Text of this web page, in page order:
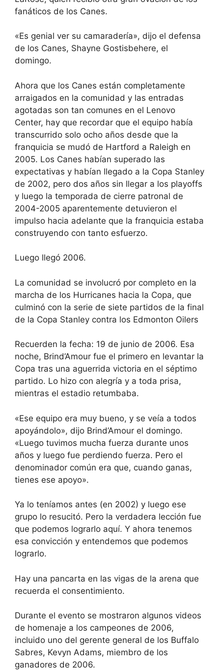
fanáticos de los Canes.
«Es genial ver su camaradería», dijo el defensa
de los Canes, Shayne Gostisbehere, el
domingo.
Ahora que los Canes están completamente
arraigados en la comunidad y las entradas
agotadas son tan comunes en el Lenovo
Center, hay que recordar que el equipo había
transcurrido solo ocho años desde que la
franquicia se mudó de Hartford a Raleigh en
2005. Los Canes habían superado las
expectativas y habían llegado a la Copa Stanley
de 2002, pero dos años sin llegar a los playoffs
y luego la temporada de cierre patronal de
2004-2005 aparentemente detuvieron el
impulso hacia adelante que la franquicia estaba
construyendo con tanto esfuerzo.
Luego llegó 2006.
La comunidad se involucró por completo en la
marcha de los Hurricanes hacia la Copa, que
culminó con la serie de siete partidos de la final
de la Copa Stanley contra los Edmonton Oilers
Recuerden la fecha: 19 de junio de 2006. Esa
noche, Brind’Amour fue el primero en levantar la
Copa tras una aguerrida victoria en el séptimo
partido. Lo hizo con alegría y a toda prisa,
mientras el estadio retumbaba.
«Ese equipo era muy bueno, y se veía a todos
apoyándolo», dijo Brind’Amour el domingo.
«Luego tuvimos mucha fuerza durante unos
años y luego fue perdiendo fuerza. Pero el
denominador común era que, cuando ganas,
tienes ese apoyo».
Ya lo teníamos antes (en 2002) y luego ese
grupo lo resucitó. Pero la verdadera lección fue
que podemos lograrlo aquí. Y ahora tenemos
esa convicción y entendemos que podemos
lograrlo.
Hay una pancarta en las vigas de la arena que
recuerda el consentimiento.
Durante el evento se mostraron algunos videos
de homenaje a los campeones de 2006,
incluido uno del gerente general de los Buffalo
Sabres, Kevyn Adams, miembro de los
ganadores de 2006.